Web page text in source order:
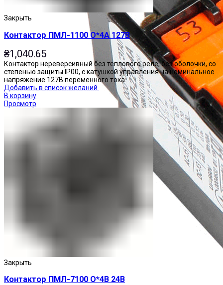
Закрыть
Контактор ПМЛ-1100 О*4А 127В
₴1,040.65
Контактор нереверсивный без теплового реле, без оболочки, со
степенью защиты IP00, с катушкой управления на номинальное
напряжение 127В переменного тока.
Добавить в список желаний
В корзину
Просмотр
Закрыть
Контактор ПМЛ-7100 О*4В 24В